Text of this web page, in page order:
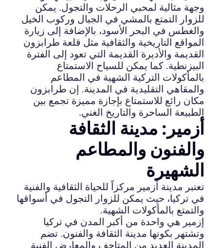
وجهة مثالية لمحبي الرحلات والتجول. يمكن
للزوار التمتع بالمشي في الجبال وركوب الخيل
والغطس في البحر الأسود، بالإضافة إلى زيارة
المواقع التاريخية والثقافية مثل قلعة طرابزون
القديمة والأديرة القديمة التي تعود إلى الفترة
البيزنطية. كما يمكن للسياح الاستمتاع
بالمأكولات التركية الشهية في المطاعم
والمقاهي التقليدية في المدينة. إن طرابزون
مكان رائع للاستمتاع بإجازة مميزة تجمع بين
الطبيعة الساحرة والتاريخ الغني.
أزمير: مدينة الثقافة
والفنون والمطاعم
الشهيرة
تعتبر مدينة أزمير مركزاً للحياة الثقافية والفنية
في تركيا، حيث يمكن للزوار التجول في أسواقها
والتمتع بالمأكولات الشهية.
إزمير هي واحدة من أكبر المدن في تركيا
وتشتهر بكونها مدينة الثقافة والفنون. تضم
المدينة العديد من المتاحف والمعارض الفنية